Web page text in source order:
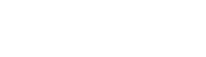
Hidrolik Cuci